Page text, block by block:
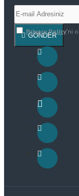
GÖNDER
Privacy Policy'ni